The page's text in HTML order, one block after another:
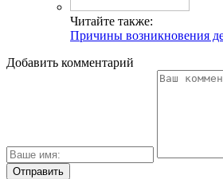
Читайте также:
Причины возникновения
Добавить комментарий